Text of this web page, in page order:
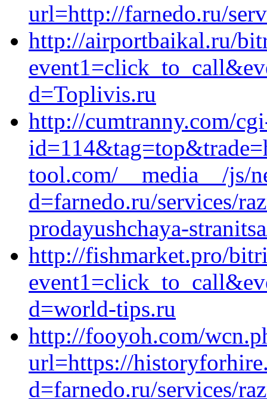
url=http://farnedo.ru/
http://airportbaikal.ru/
d=Toplivis.ru
http://cumtranny.com/
tool.com/__media__/js/
d=farnedo.ru/services/
prodayushchaya-
http://fishmarket.pro/
d=world-tips.ru
http://fooyoh.com/
url=https://
d=farnedo.ru/services/